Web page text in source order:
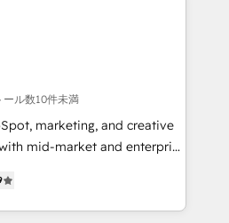
API Integration project... ⬅️
⬅️ to access 150+ Kickstart
put HubSpot in the center
or
or Paypal 💰 Sage or
Microsoft ✍️ DocuSign or
Integrations"
data across... 🔄 any
ール数10件未満
marketing, and creative
mid-market and enterprise
and teams that turn
engine. Named